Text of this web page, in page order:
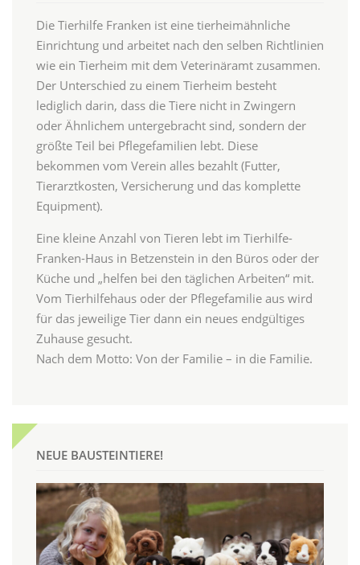
Die Tierhilfe Franken ist eine tierheimähnliche
Einrichtung und arbeitet nach den selben Richtlinien
wie ein Tierheim mit dem Veterinäramt zusammen.
Der Unterschied zu einem Tierheim besteht
lediglich darin, dass die Tiere nicht in Zwingern
oder Ähnlichem untergebracht sind, sondern der
größte Teil bei Pflegefamilien lebt. Diese
bekommen vom Verein alles bezahlt (Futter,
Tierarztkosten, Versicherung und das komplette
Equipment).
Eine kleine Anzahl von Tieren lebt im Tierhilfe-
Franken-Haus in Betzenstein in den Büros oder der
Küche und „helfen bei den täglichen Arbeiten“ mit.
Vom Tierhilfehaus oder der Pflegefamilie aus wird
für das jeweilige Tier dann ein neues endgültiges
Zuhause gesucht.
Nach dem Motto: Von der Familie – in die Familie.
NEUE BAUSTEINTIERE!